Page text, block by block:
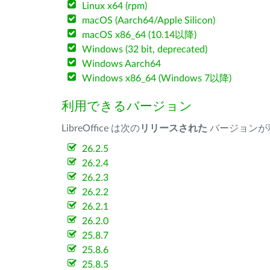
Linux x64 (rpm)
macOS (Aarch64/Apple Silicon)
macOS x86_64 (10.14以降)
Windows (32 bit, deprecated)
Windows Aarch64
Windows x86_64 (Windows 7以降)
利用できるバージョン
LibreOffice は次のリリースされた バージョンが
26.2.5
26.2.4
26.2.3
26.2.2
26.2.1
26.2.0
25.8.7
25.8.6
25.8.5